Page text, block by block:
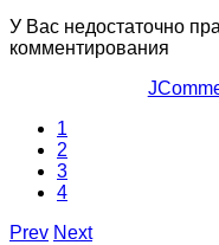
У Вас недостаточно
комментирования
1
2
3
4
Prev Next